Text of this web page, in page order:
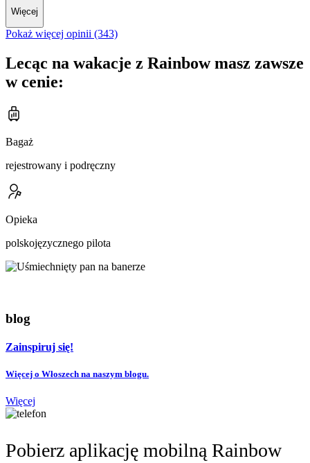
Więcej
Pokaż więcej opinii (343)
Lecąc na wakacje z Rainbow masz zawsze
w cenie:
Bagaż
rejestrowany i podręczny
Opieka
polskojęzycznego pilota
blog
Zainspiruj się!
Więcej o Włoszech na naszym blogu.
Więcej
Pobierz aplikację mobilną Rainbow